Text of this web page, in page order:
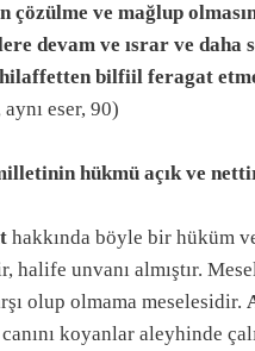
ve mağlup
devam ve ısrar ve
bilfiil feragat
eser, 90)
hükmü açık ve
hakkında böyle bir hüküm
halife unvanı almıştır.
olup olmama meselesidir.
koyanlar aleyhinde